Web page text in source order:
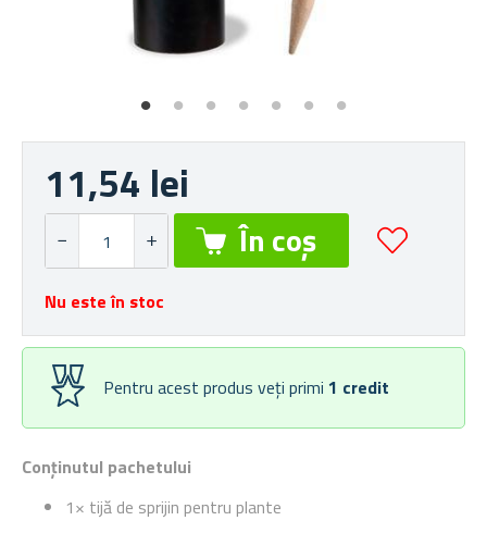
Conținutul pachetului
1× tijă de sprijin pentru plante
11,54 lei
Nu este în stoc
Pentru acest produs veți primi 1 credit